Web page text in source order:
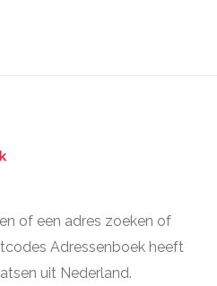
of een adres zoeken of
Adressenboek heeft
uit Nederland.